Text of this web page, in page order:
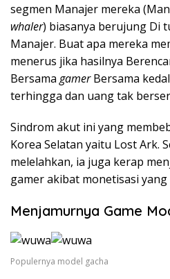
segmen Manajer mereka
whaler) biasanya berujung Di
Manajer. Buat apa mereka
menerus jika hasilnya
Bersama gamerBersama
terhingga dan uang tak
Sindrom akut ini yang
Korea Selatan yaitu Lost Ark.
melelahkan, ia juga kerap
gamer akibat monetisasi yang
Menjamurnya Game
Populernya model gacha